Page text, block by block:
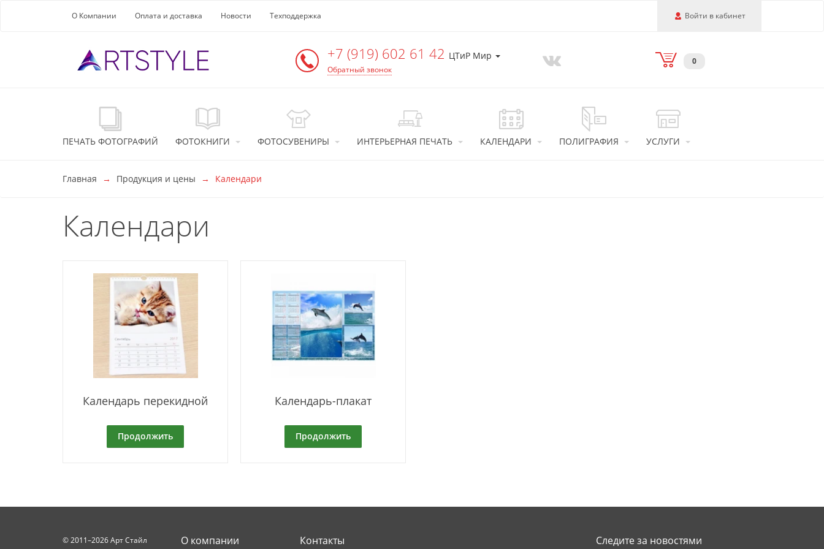
Перейти к основной информации
О Компании Оплата и доставка Новости Техподдержка Войти в кабинет
+7 (919) 602 61 42 ЦТиР Мир
Обратный звонок
0
ПЕЧАТЬ ФОТОГРАФИЙ ФОТОКНИГИ ФОТОСУВЕНИРЫ ИНТЕРЬЕРНАЯ ПЕЧАТЬ КАЛЕНДАРИ ПОЛИГРАФИЯ УСЛУГИ
Главная Продукция и цены Календари
Календари
Календарь перекидной
Продолжить
Календарь-плакат
Продолжить
© 2011–2026 Арт Стайл О компании Контакты Следите за новостями